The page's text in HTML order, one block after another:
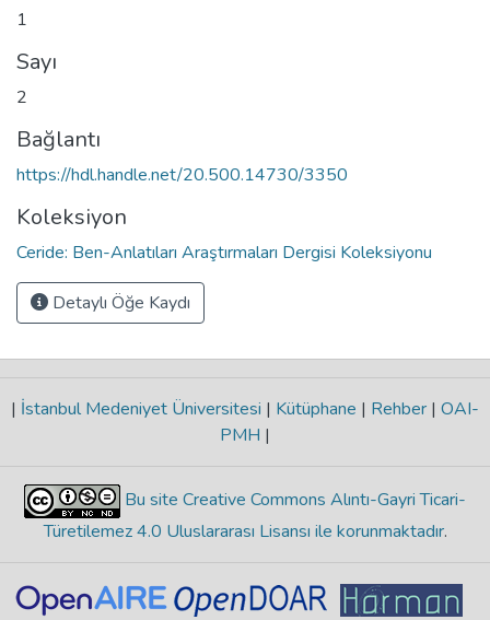
1
Sayı
2
Bağlantı
https://hdl.handle.net/20.500.14730/3350
Koleksiyon
Ceride: Ben-Anlatıları Araştırmaları Dergisi Koleksiyonu
Detaylı Öğe Kaydı
| İstanbul Medeniyet Üniversitesi | Kütüphane | Rehber | OAI-
PMH |
Bu site Creative Commons Alıntı-Gayri Ticari-
Türetilemez 4.0 Uluslararası Lisansı ile korunmaktadır.